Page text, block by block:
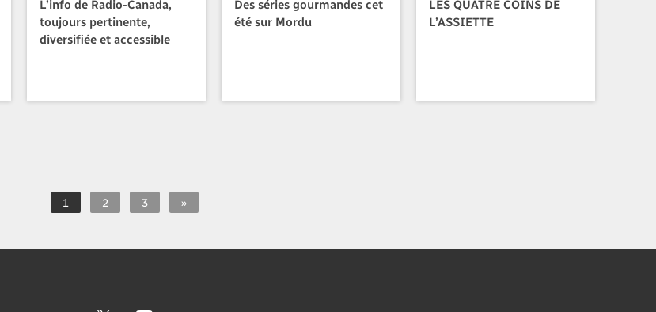
L’info de Radio-Canada,
toujours pertinente,
diversifiée et accessible
Des séries gourmandes cet
été sur Mordu
LES QUATRE COINS DE
L’ASSIETTE
1 2 3 »